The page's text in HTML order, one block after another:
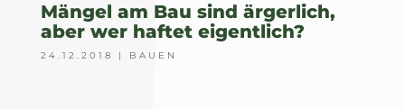
Mängel am Bau sind ärgerlich,
aber wer haftet eigentlich?
24.12.2018 | BAUEN